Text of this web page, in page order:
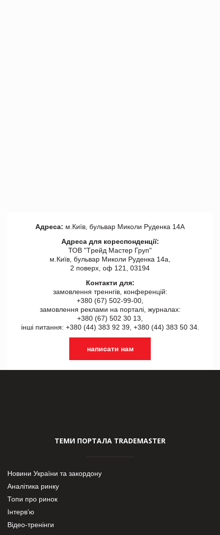
Адреса: м.Київ, бульвар Миколи Руденка 14А
Адреса для кореспонденції:
ТОВ "Tрейд Мастер Груп"
м.Київ, бульвар Миколи Руденка 14а,
2 поверх, оф 121, 03194
Контакти для:
замовлення треннгів, конференцій:
+380 (67) 502-99-00,
замовлення реклами на порталі, журналах:
+380 (67) 502 30 13,
інші питання: +380 (44) 383 92 39, +380 (44) 383 50 34.
написати нам
ТЕМИ ПОРТАЛА TRADEMASTER
Новини України та закордону
Аналітика ринку
Топи про ринок
Інтерв’ю
Відео-тренінги